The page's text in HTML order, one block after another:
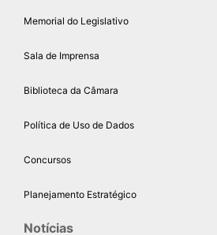
Memorial do Legislativo
Sala de Imprensa
Biblioteca da Câmara
Política de Uso de Dados
Concursos
Planejamento Estratégico
Notícias